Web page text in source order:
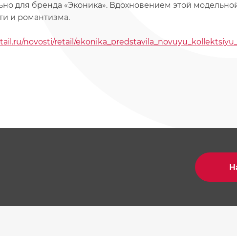
для бренда «Эконика». Вдохновением этой
и романтизма.
novosti/retail/